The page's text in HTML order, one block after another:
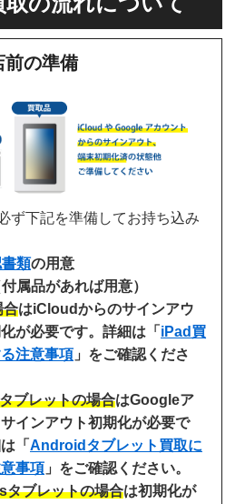
前の準備
ず下記を準備してお持ち込み
類の用意
属品があれば用意）
合はiCloudからのサインアウ
化が必要です。詳細は「 iPad買
注意事項 」をご確認くださ
ブレットの場合はGoogleア
インアウト初期化が必要で
「 Androidタブレット買取に
事項 」をご確認ください。
タブレットの場合は初期化が